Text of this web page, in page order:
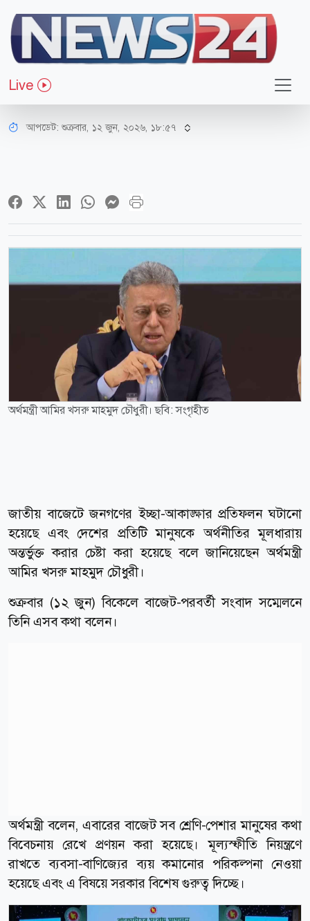
Live
অর্থ-বাণিজ্য
সকল মানুষকে অর্থনীতির মূলধারায়
আনার মতো বাজেট করেছি: অর্থমন্ত্রী
আপডেট: শুক্রবার, ১২ জুন, ২০২৬, ১৮:৫৭
অর্থমন্ত্রী আমির খসরু মাহমুদ চৌধুরী। ছবি: সংগৃহীত
জাতীয় বাজেটে জনগণের ইচ্ছা-আকাঙ্ক্ষার প্রতিফলন ঘটানো
হয়েছে এবং দেশের প্রতিটি মানুষকে অর্থনীতির মূলধারায়
অন্তর্ভুক্ত করার চেষ্টা করা হয়েছে বলে জানিয়েছেন অর্থমন্ত্রী
আমির খসরু মাহমুদ চৌধুরী।
শুক্রবার (১২ জুন) বিকেলে বাজেট-পরবর্তী সংবাদ সম্মেলনে
তিনি এসব কথা বলেন।
অর্থমন্ত্রী বলেন, এবারের বাজেট সব শ্রেণি-পেশার মানুষের কথা
বিবেচনায় রেখে প্রণয়ন করা হয়েছে। মূল্যস্ফীতি নিয়ন্ত্রণে
রাখতে ব্যবসা-বাণিজ্যের ব্যয় কমানোর পরিকল্পনা নেওয়া
হয়েছে এবং এ বিষয়ে সরকার বিশেষ গুরুত্ব দিচ্ছে।